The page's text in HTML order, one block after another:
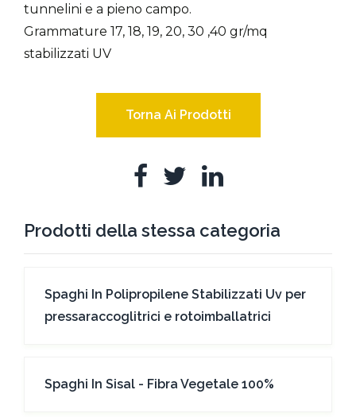
tunnelini e a pieno campo.
Grammature 17, 18, 19, 20, 30 ,40 gr/mq
stabilizzati UV
Torna Ai Prodotti
Prodotti della stessa categoria
Spaghi In Polipropilene Stabilizzati Uv per
pressaraccoglitrici e rotoimballatrici
Spaghi In Sisal - Fibra Vegetale 100%